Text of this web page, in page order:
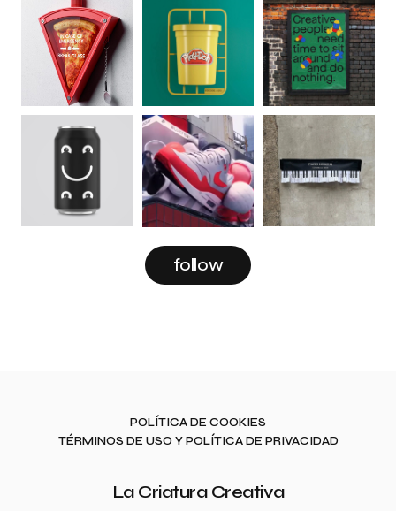
follow
POLÍTICA DE COOKIES
TÉRMINOS DE USO Y POLÍTICA DE PRIVACIDAD
La Criatura Creativa